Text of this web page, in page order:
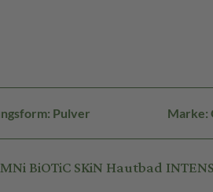
Pulver Marke:
BiOTiC SKiN Hautbad